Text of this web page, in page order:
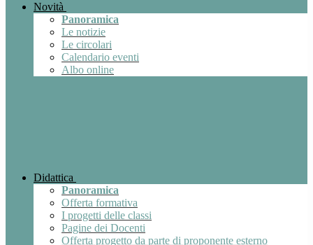
Novità
Panoramica
Le notizie
Le circolari
Calendario eventi
Albo online
Didattica
Panoramica
Offerta formativa
I progetti delle classi
Pagine dei Docenti
Offerta progetto da parte di proponente esterno